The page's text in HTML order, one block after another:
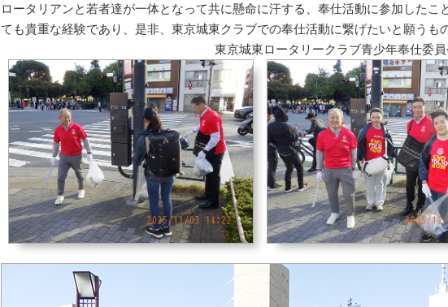
ロータリアンと若者達が一体となって共に懸命に汗する、奉仕活動に参加したこ
ても貴重な経験であり、是非、東京城東クラブでの奉仕活動に繋げたいと願うも
東京城東ロータリークラブ青少年奉仕委